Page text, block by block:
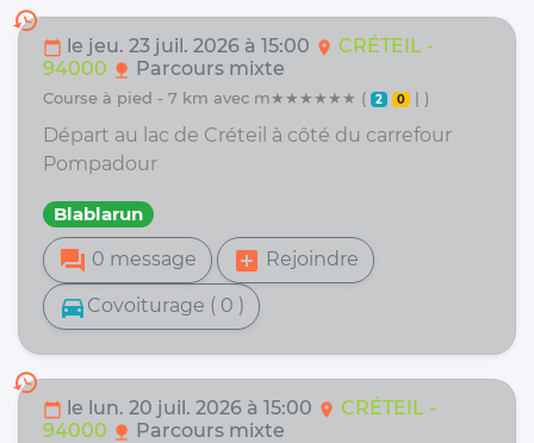
history
calendar_today le jeu. 23 juil. 2026 à 15:00 location_on CRÉTEIL -
94000 nature Parcours mixte
course à pied - 7 km avec m★★★★★★ ( 2 0 | )
Départ au lac de Créteil à côté du carrefour
Pompadour
Blablarun
forum 0 message add_box Rejoindre
directions_car Covoiturage ( 0 )
history
calendar_today le lun. 20 juil. 2026 à 15:00 location_on CRÉTEIL -
94000 nature Parcours mixte